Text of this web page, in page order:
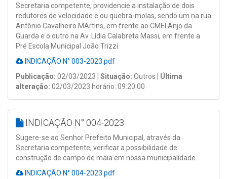
Secretaria competente, providencie a instalação de dois
redutores de velocidade e ou quebra-molas, sendo um na rua
Antônio Cavalheiro MArtins, em frente ao CMEI Anjo da
Guarda e o outro na Av. Lídia Calabreta Massi, em frente a
Pré Escola Municipal João Trizzi.
INDICAÇÃO N° 003-2023.pdf
Publicação: 02/03/2023 | Situação: Outros | Última
alteração: 02/03/2023 horário: 09:20:00
INDICAÇÃO N° 004-2023
Sugere-se ao Senhor Prefeito Municipal, através da
Secretaria competente, verificar a possibilidade de
construção de campo de maia em nossa municipalidade.
INDICAÇÃO N° 004-2023.pdf